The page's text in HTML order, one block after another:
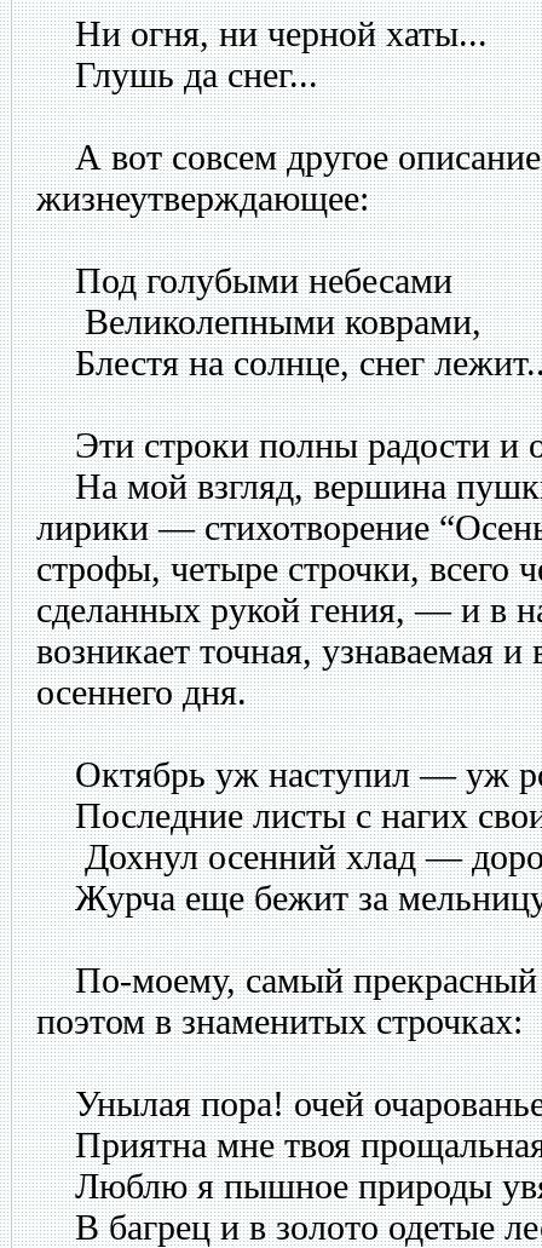
Ни огня, ни черной хаты...
Глушь да снег...
А вот совсем другое
жизнеутверждающее:
Под голубыми небесами
Великолепными коврами,
Блестя на солнце, снег
Эти строки полны радости и
На мой взгляд, вершина
лирики — стихотворение
строфы, четыре строчки, всего
сделанных рукой гения, — и в
возникает точная, узнаваемая и
осеннего дня.
Октябрь уж наступил — уж
Последние листы с нагих
Дохнул осенний хлад —
Журча еще бежит за
По-моему, самый прекрасный
поэтом в знаменитых строчках:
Унылая пора! очей
Приятна мне твоя
Люблю я пышное природы
В багрец и в золото одетые